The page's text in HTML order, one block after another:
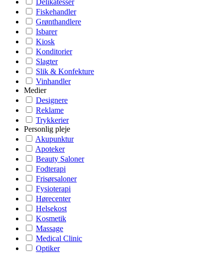
Delikatesser
Fiskehandler
Grønthandlere
Isbarer
Kiosk
Konditorier
Slagter
Slik & Konfekture
Vinhandler
Medier
Designere
Reklame
Trykkerier
Personlig pleje
Akupunktur
Apoteker
Beauty Saloner
Fodterapi
Frisørsaloner
Fysioterapi
Hørecenter
Helsekost
Kosmetik
Massage
Medical Clinic
Optiker